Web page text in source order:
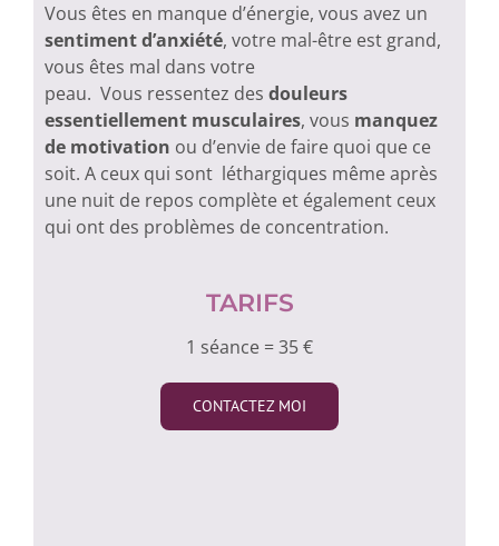
Vous êtes en manque d’énergie, vous avez un
sentiment d’anxiété, votre mal-être est grand,
vous êtes mal dans votre
peau. Vous ressentez des douleurs
essentiellement musculaires, vous manquez
de motivation ou d’envie de faire quoi que ce
soit. A ceux qui sont léthargiques même après
une nuit de repos complète et également ceux
qui ont des problèmes de concentration.
TARIFS
1 séance = 35 €
CONTACTEZ MOI